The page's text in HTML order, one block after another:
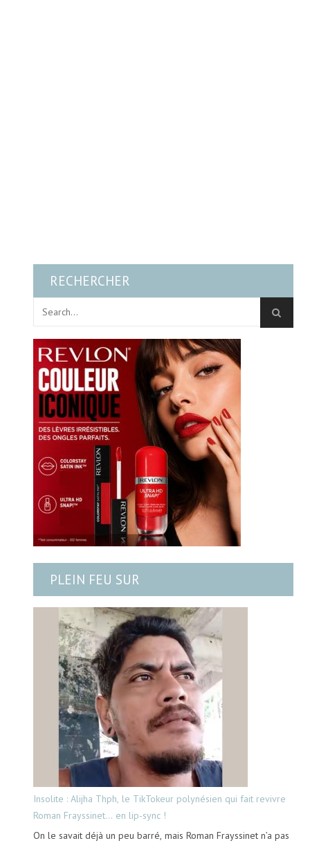
RECHERCHER
PLEIN FEU SUR
Insolite : Alijha Thph, le TikTokeur polynésien qui fait revivre
Roman Frayssinet… en lip-sync !
On le savait déjà un peu barré, mais Roman Frayssinet n’a pas